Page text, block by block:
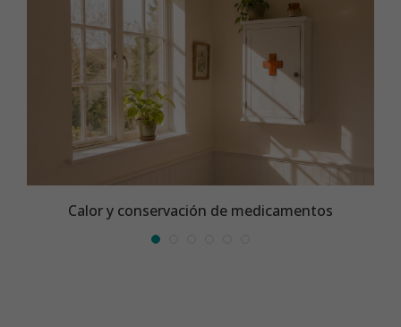
Calor y conservación de medicamentos